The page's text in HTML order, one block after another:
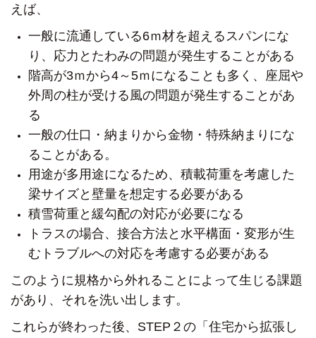
えば、
一般に流通している6ｍ材を超えるスパンにな
り、 応力とたわみの問題が発生することがある
階高が3ｍから4～5ｍになることも多く、 座屈や
外周の柱が受ける風の問題が発生することがあ
る
一般の仕口・納まりから金物・特殊納まりにな
ることがある。
用途が多用途になるため、積載荷重を考慮した
梁サイズと 壁量を想定する必要がある
積雪荷重と緩勾配の対応が必要になる
トラスの場合、接合方法と水平構面・変形が生
む トラブルへの対応を考慮する必要がある
このように規格から外れることによって生じる課題
があり、それを洗い出します。
これらが終わった後、STEP２の 「住宅から拡張し